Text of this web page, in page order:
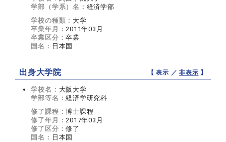
学部（学系）名： 経済学部
学校の種類： 大学
卒業年月：2011年03月
卒業区分：卒業
国名： 日本国
出身大学院 【 表示 ／非表示 】
学校名： 大阪大学
学部等名：経済学研究科
修了課程：博士課程
修了年月：2017年03月
修了区分：修了
国名： 日本国